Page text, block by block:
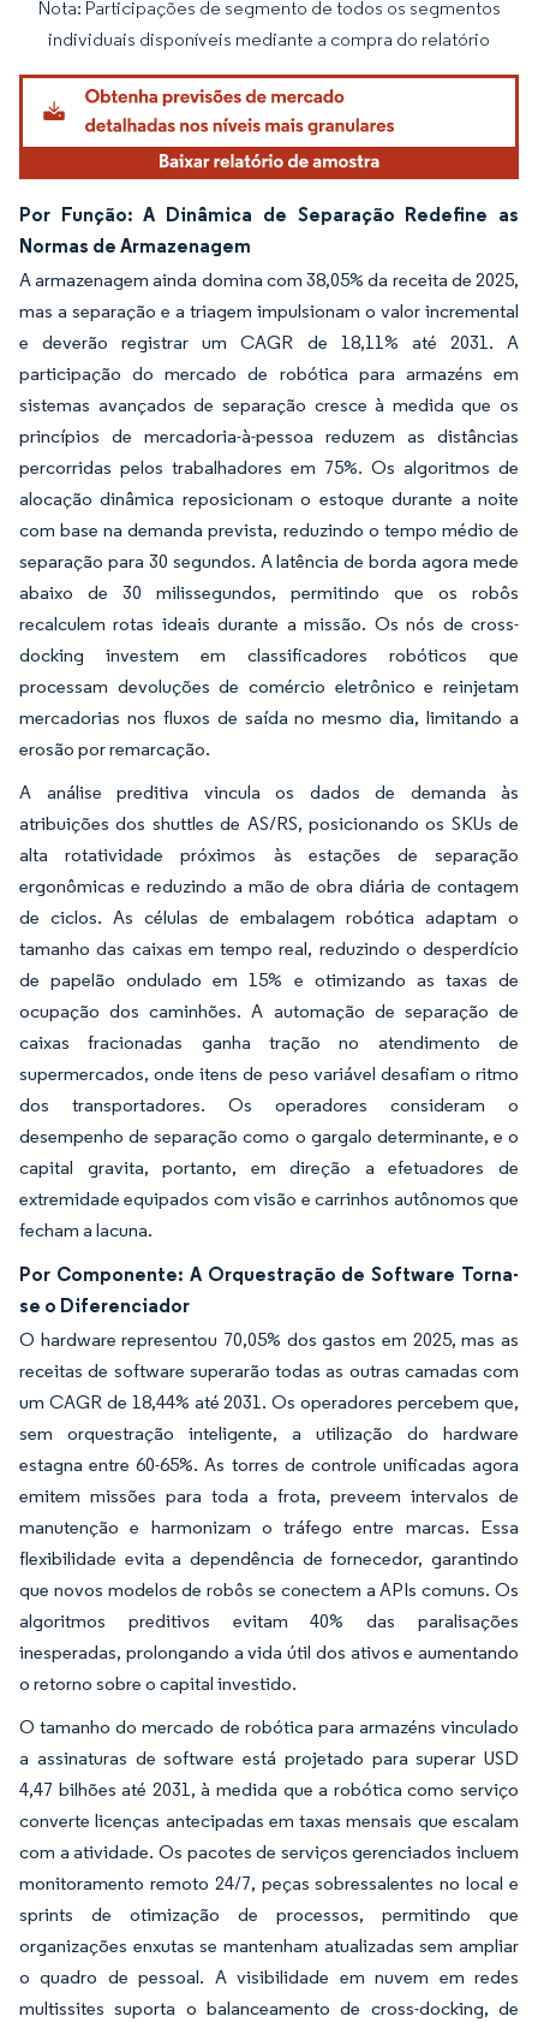
Imagem © Mordor Intelligence. O reuso requer atribuição conforme CC BY 4.0.
Nota: Participações de segmento de todos os segmentos
individuais disponíveis mediante a compra do relatório
Por Função: A Dinâmica de Separação Redefine as
Normas de Armazenagem
A armazenagem ainda domina com 38,05% da receita de 2025,
mas a separação e a triagem impulsionam o valor incremental
e deverão registrar um CAGR de 18,11% até 2031. A
participação do mercado de robótica para armazéns em
sistemas avançados de separação cresce à medida que os
princípios de mercadoria-à-pessoa reduzem as distâncias
percorridas pelos trabalhadores em 75%. Os algoritmos de
alocação dinâmica reposicionam o estoque durante a noite
com base na demanda prevista, reduzindo o tempo médio de
separação para 30 segundos. A latência de borda agora mede
abaixo de 30 milissegundos, permitindo que os robôs
recalculem rotas ideais durante a missão. Os nós de cross-
docking investem em classificadores robóticos que
processam devoluções de comércio eletrônico e reinjetam
mercadorias nos fluxos de saída no mesmo dia, limitando a
erosão por remarcação.
A análise preditiva vincula os dados de demanda às
atribuições dos shuttles de AS/RS, posicionando os SKUs de
alta rotatividade próximos às estações de separação
ergonômicas e reduzindo a mão de obra diária de contagem
de ciclos. As células de embalagem robótica adaptam o
tamanho das caixas em tempo real, reduzindo o desperdício
de papelão ondulado em 15% e otimizando as taxas de
ocupação dos caminhões. A automação de separação de
caixas fracionadas ganha tração no atendimento de
supermercados, onde itens de peso variável desafiam o ritmo
dos transportadores. Os operadores consideram o
desempenho de separação como o gargalo determinante, e o
capital gravita, portanto, em direção a efetuadores de
extremidade equipados com visão e carrinhos autônomos que
fecham a lacuna.
Por Componente: A Orquestração de Software Torna-
se o Diferenciador
O hardware representou 70,05% dos gastos em 2025, mas as
receitas de software superarão todas as outras camadas com
um CAGR de 18,44% até 2031. Os operadores percebem que,
sem orquestração inteligente, a utilização do hardware
estagna entre 60-65%. As torres de controle unificadas agora
emitem missões para toda a frota, preveem intervalos de
manutenção e harmonizam o tráfego entre marcas. Essa
flexibilidade evita a dependência de fornecedor, garantindo
que novos modelos de robôs se conectem a APIs comuns. Os
algoritmos preditivos evitam 40% das paralisações
inesperadas, prolongando a vida útil dos ativos e aumentando
o retorno sobre o capital investido.
O tamanho do mercado de robótica para armazéns vinculado
a assinaturas de software está projetado para superar USD
4,47 bilhões até 2031, à medida que a robótica como serviço
converte licenças antecipadas em taxas mensais que escalam
com a atividade. Os pacotes de serviços gerenciados incluem
monitoramento remoto 24/7, peças sobressalentes no local e
sprints de otimização de processos, permitindo que
organizações enxutas se mantenham atualizadas sem ampliar
o quadro de pessoal. A visibilidade em nuvem em redes
multissites suporta o balanceamento de cross-docking, de